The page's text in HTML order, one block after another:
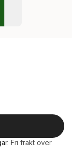
. Fri frakt över